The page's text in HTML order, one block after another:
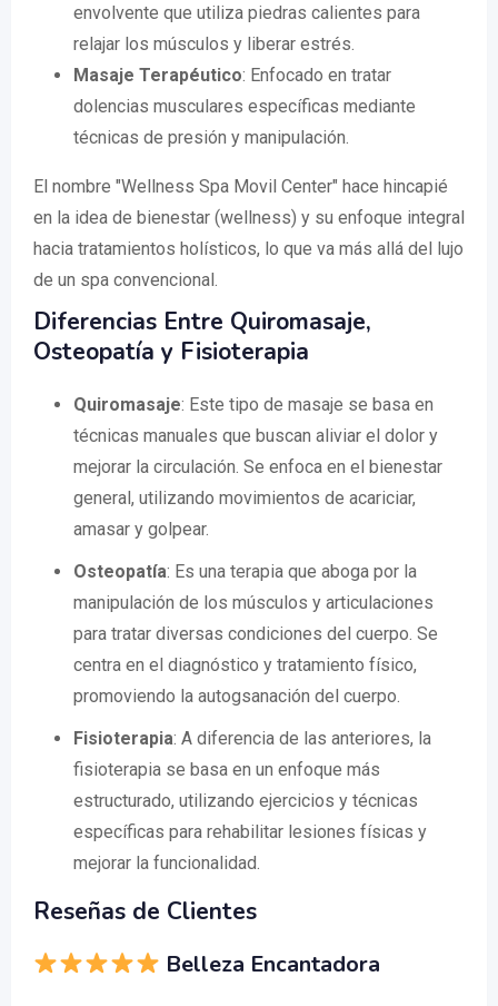
envolvente que utiliza piedras calientes para
relajar los músculos y liberar estrés.
Masaje Terapéutico: Enfocado en tratar
dolencias musculares específicas mediante
técnicas de presión y manipulación.
El nombre "Wellness Spa Movil Center" hace hincapié
en la idea de bienestar (wellness) y su enfoque integral
hacia tratamientos holísticos, lo que va más allá del lujo
de un spa convencional.
Diferencias Entre Quiromasaje,
Osteopatía y Fisioterapia
Quiromasaje: Este tipo de masaje se basa en
técnicas manuales que buscan aliviar el dolor y
mejorar la circulación. Se enfoca en el bienestar
general, utilizando movimientos de acariciar,
amasar y golpear.
Osteopatía: Es una terapia que aboga por la
manipulación de los músculos y articulaciones
para tratar diversas condiciones del cuerpo. Se
centra en el diagnóstico y tratamiento físico,
promoviendo la autogsanación del cuerpo.
Fisioterapia: A diferencia de las anteriores, la
fisioterapia se basa en un enfoque más
estructurado, utilizando ejercicios y técnicas
específicas para rehabilitar lesiones físicas y
mejorar la funcionalidad.
Reseñas de Clientes
Belleza Encantadora